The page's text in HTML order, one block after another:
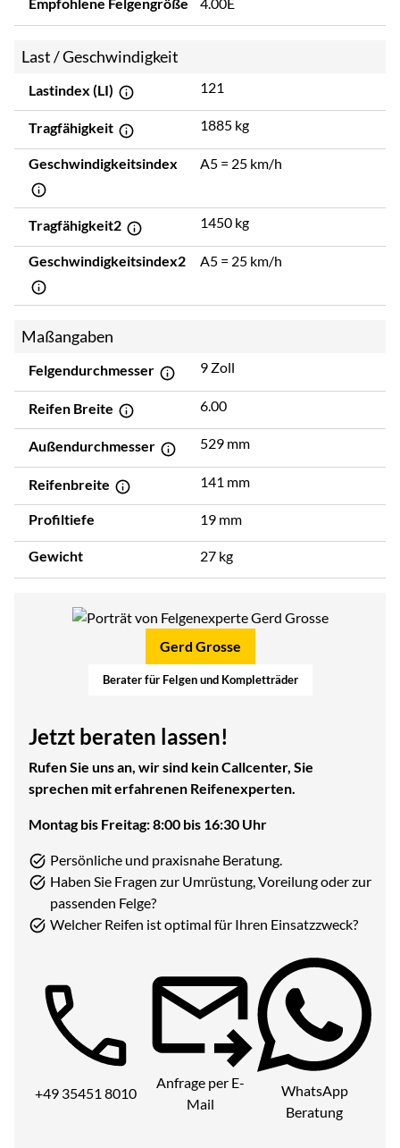
Last / Geschwindigkeit
Lastindex (LI) 121
Tragfähigkeit 1885 kg
Geschwindigkeitsindex A5 = 25 km/h
Tragfähigkeit2 1450 kg
Geschwindigkeitsindex2 A5 = 25 km/h
Maßangaben
Felgendurchmesser 9 Zoll
Reifen Breite 6.00
Außendurchmesser 529 mm
Reifenbreite 141 mm
Profiltiefe 19 mm
Gewicht 27 kg
Gerd Grosse
Berater für Felgen und Kompletträder
Jetzt beraten lassen!
Rufen Sie uns an, wir sind kein Callcenter, Sie
sprechen mit erfahrenen Reifenexperten.
Montag bis Freitag: 8:00 bis 16:30 Uhr
Persönliche und praxisnahe Beratung.
Haben Sie Fragen zur Umrüstung, Voreilung oder zur
passenden Felge?
Welcher Reifen ist optimal für Ihren Einsatzzweck?
Telefon:
+49 35451 8010
Anfrage per E-
Mail
WhatsApp
Beratung